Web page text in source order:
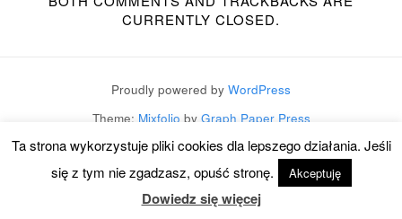
CURRENTLY CLOSED.
Proudly powered by WordPress
Theme: Mixfolio by Graph Paper Press
Ta strona wykorzystuje pliki cookies dla lepszego działania. Jeśli
się z tym nie zgadzasz, opuść stronę.
Akceptuję
Dowiedz się więcej